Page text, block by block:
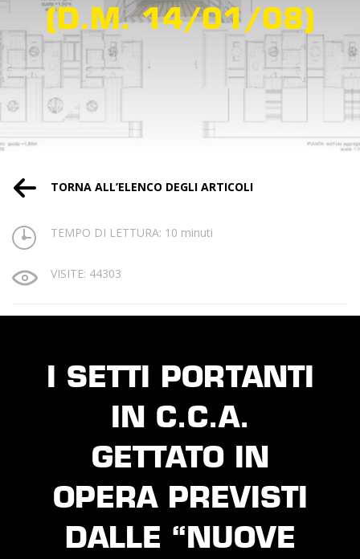
(D.M. 14/01/08)
TORNA ALL’ELENCO DEGLI ARTICOLI
TEMPO DI LETTURA: 10 minuti
VISITE: 44303
I SETTI PORTANTI
IN C.C.A.
GETTATO IN
OPERA PREVISTI
DALLE “NUOVE